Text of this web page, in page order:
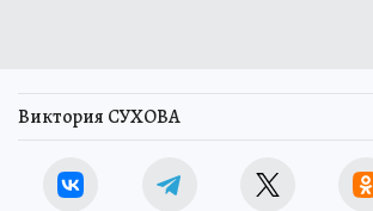
Виктория СУХОВА